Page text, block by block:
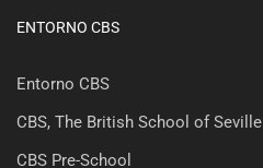
ENTORNO CBS
Entorno CBS
CBS, The British School of Seville
CBS Pre-School